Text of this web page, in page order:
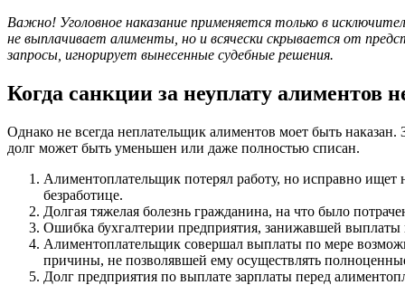
Важно! Уголовное наказание применяется только в
не выплачивает алименты, но и всячески скрывается от
запросы, игнорирует вынесенные судебные решения.
Когда санкции за неуплату алиментов
Однако не всегда неплательщик алиментов моет быть наказан.
долг может быть уменьшен или даже полностью списан.
Алиментоплательщик потерял работу, но исправно ищет
безработице.
Долгая тяжелая болезнь гражданина, на что было
Ошибка бухгалтерии предприятия, занижавшей
Алиментоплательщик совершал выплаты по мере
причины, не позволявшей ему осуществлять
Долг предприятия по выплате зарплаты перед